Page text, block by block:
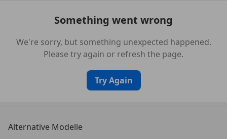
Verglasung getönt
Warnanlage für Sicherheitsgurte hinten
Warnanlage für Sicherheitsgurte vorn
Zentralverriegelung mit Fernbedienung
Irrtümer, Druck, Schreibfehler und
Zwischenverkauf vorbehalten.
Something went wrong
We're sorry, but something unexpected happened.
Please try again or refresh the page.
Try Again
Alternative Modelle